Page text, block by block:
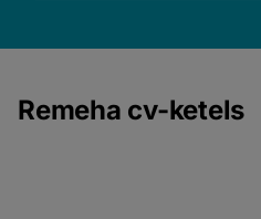
Remeha cv-ketels